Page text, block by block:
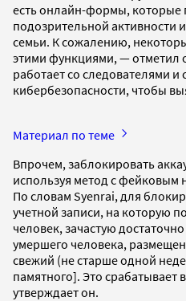
есть онлайн-формы, которые
подозрительной активности
семьи. К сожалению,
этими функциями, — отметил
работает со следователями и
кибербезопасности, чтобы
Материал по теме
Впрочем, заблокировать
используя метод с фейковым
По словам Syenrai, для
учетной записи, на которую
человек, зачастую
умершего человека,
свежий (не старше одной
памятного]. Это срабатывает
утверждает он.